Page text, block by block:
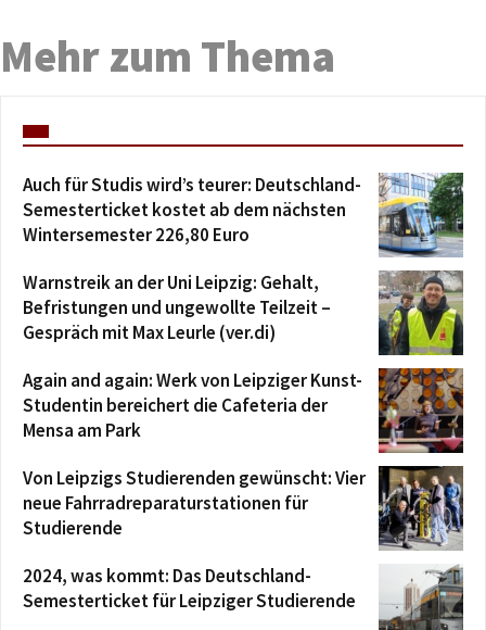
Mehr zum Thema
Auch für Studis wird’s teurer: Deutschland-
Semesterticket kostet ab dem nächsten
Wintersemester 226,80 Euro
Warnstreik an der Uni Leipzig: Gehalt,
Befristungen und ungewollte Teilzeit –
Gespräch mit Max Leurle (ver.di)
Again and again: Werk von Leipziger Kunst-
Studentin bereichert die Cafeteria der
Mensa am Park
Von Leipzigs Studierenden gewünscht: Vier
neue Fahrradreparaturstationen für
Studierende
2024, was kommt: Das Deutschland-
Semesterticket für Leipziger Studierende